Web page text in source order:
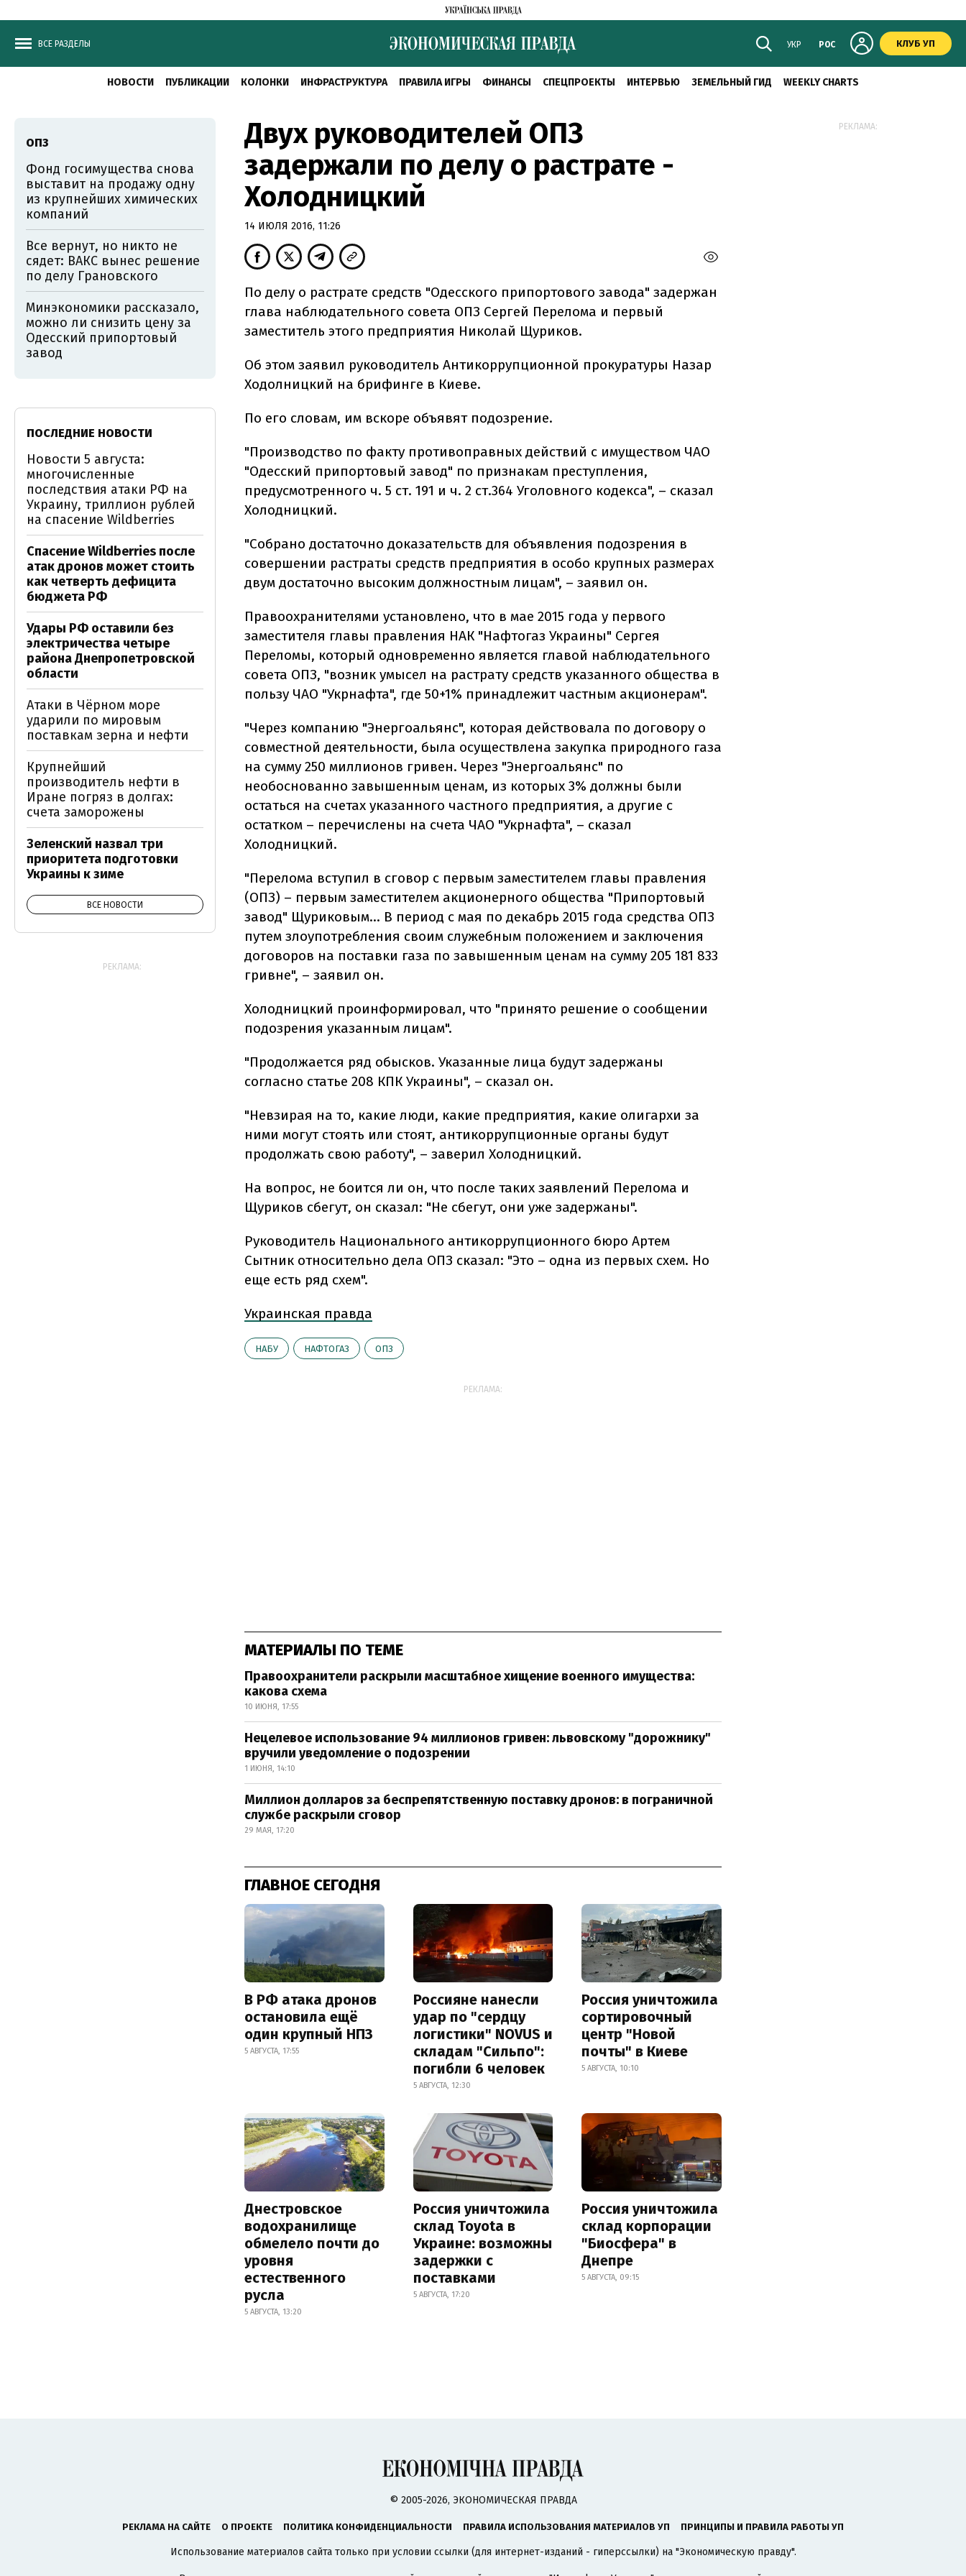
ВСЕ РАЗДЕЛЫ УКР РОС КЛУБ УП
НОВОСТИ ПУБЛИКАЦИИ КОЛОНКИ ИНФРАСТРУКТУРА ПРАВИЛА ИГРЫ ФИНАНСЫ СПЕЦПРОЕКТЫ ИНТЕРВЬЮ ЗЕМЕЛЬНЫЙ ГИД WEEKLY CHARTS
Двух руководителей ОПЗ
задержали по делу о растрате -
Холодницкий
14 ИЮЛЯ 2016, 11:26
По делу о растрате средств "Одесского припортового завода" задержан
глава наблюдательного совета ОПЗ Сергей Перелома и первый
заместитель этого предприятия Николай Щуриков.
Об этом заявил руководитель Антикоррупционной прокуратуры Назар
Ходолницкий на брифинге в Киеве.
По его словам, им вскоре объявят подозрение.
"Производство по факту противоправных действий с имуществом ЧАО
"Одесский припортовый завод" по признакам преступления,
предусмотренного ч. 5 ст. 191 и ч. 2 ст.364 Уголовного кодекса", – сказал
Холодницкий.
"Собрано достаточно доказательств для объявления подозрения в
совершении растраты средств предприятия в особо крупных размерах
двум достаточно высоким должностным лицам", – заявил он.
Правоохранителями установлено, что в мае 2015 года у первого
заместителя главы правления НАК "Нафтогаз Украины" Сергея
Переломы, который одновременно является главой наблюдательного
совета ОПЗ, "возник умысел на растрату средств указанного общества в
пользу ЧАО "Укрнафта", где 50+1% принадлежит частным акционерам".
"Через компанию "Энергоальянс", которая действовала по договору о
совместной деятельности, была осуществлена закупка природного газа
на сумму 250 миллионов гривен. Через "Энергоальянс" по
необоснованно завышенным ценам, из которых 3% должны были
остаться на счетах указанного частного предприятия, а другие с
остатком – перечислены на счета ЧАО "Укрнафта", – сказал
Холодницкий.
"Перелома вступил в сговор с первым заместителем главы правления
(ОПЗ) – первым заместителем акционерного общества "Припортовый
завод" Щуриковым... В период с мая по декабрь 2015 года средства ОПЗ
путем злоупотребления своим служебным положением и заключения
договоров на поставки газа по завышенным ценам на сумму 205 181 833
гривне", – заявил он.
Холодницкий проинформировал, что "принято решение о сообщении
подозрения указанным лицам".
"Продолжается ряд обысков. Указанные лица будут задержаны
согласно статье 208 КПК Украины", – сказал он.
"Невзирая на то, какие люди, какие предприятия, какие олигархи за
ними могут стоять или стоят, антикоррупционные органы будут
продолжать свою работу", – заверил Холодницкий.
На вопрос, не боится ли он, что после таких заявлений Перелома и
Щуриков сбегут, он сказал: "Не сбегут, они уже задержаны".
Руководитель Национального антикоррупционного бюро Артем
Сытник относительно дела ОПЗ сказал: "Это – одна из первых схем. Но
еще есть ряд схем".
Украинская правда
НАБУ НАФТОГАЗ ОПЗ
РЕКЛАМА:
МАТЕРИАЛЫ ПО ТЕМЕ
Правоохранители раскрыли масштабное хищение военного имущества:
какова схема
10 ИЮНЯ, 17:55
Нецелевое использование 94 миллионов гривен: львовскому "дорожнику"
вручили уведомление о подозрении
1 ИЮНЯ, 14:10
Миллион долларов за беспрепятственную поставку дронов: в пограничной
службе раскрыли сговор
29 МАЯ, 17:20
ГЛАВНОЕ СЕГОДНЯ
В РФ атака дронов
остановила ещё
один крупный НПЗ
5 АВГУСТА, 17:55
Россияне нанесли
удар по "сердцу
логистики" NOVUS и
складам "Сильпо":
погибли 6 человек
5 АВГУСТА, 12:30
Россия уничтожила
сортировочный
центр "Новой
почты" в Киеве
5 АВГУСТА, 10:10
Днестровское
водохранилище
обмелело почти до
уровня
естественного
русла
5 АВГУСТА, 13:20
Россия уничтожила
склад Toyota в
Украине: возможны
задержки с
поставками
5 АВГУСТА, 17:20
Россия уничтожила
склад корпорации
"Биосфера" в
Днепре
5 АВГУСТА, 09:15
ОПЗ
Фонд госимущества снова
выставит на продажу одну
из крупнейших химических
компаний
Все вернут, но никто не
сядет: ВАКС вынес решение
по делу Грановского
Минэкономики рассказало,
можно ли снизить цену за
Одесский припортовый
завод
ПОСЛЕДНИЕ НОВОСТИ
Новости 5 августа:
многочисленные
последствия атаки РФ на
Украину, триллион рублей
на спасение Wildberries
Спасение Wildberries после
атак дронов может стоить
как четверть дефицита
бюджета РФ
Удары РФ оставили без
электричества четыре
района Днепропетровской
области
Атаки в Чёрном море
ударили по мировым
поставкам зерна и нефти
Крупнейший
производитель нефти в
Иране погряз в долгах:
счета заморожены
Зеленский назвал три
приоритета подготовки
Украины к зиме
ВСЕ НОВОСТИ
РЕКЛАМА:
РЕКЛАМА:
© 2005-2026, ЭКОНОМИЧЕСКАЯ ПРАВДА
РЕКЛАМА НА САЙТЕ О ПРОЕКТЕ ПОЛИТИКА КОНФИДЕНЦИАЛЬНОСТИ ПРАВИЛА ИСПОЛЬЗОВАНИЯ МАТЕРИАЛОВ УП ПРИНЦИПЫ И ПРАВИЛА РАБОТЫ УП
Использование материалов сайта только при условии ссылки (для интернет-изданий - гиперссылки) на "Экономическую правду".